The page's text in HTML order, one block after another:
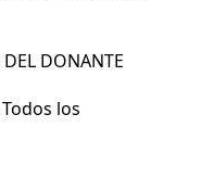
DEL DONANTE
los